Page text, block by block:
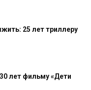
25 лет триллеру
лет фильму «Дети